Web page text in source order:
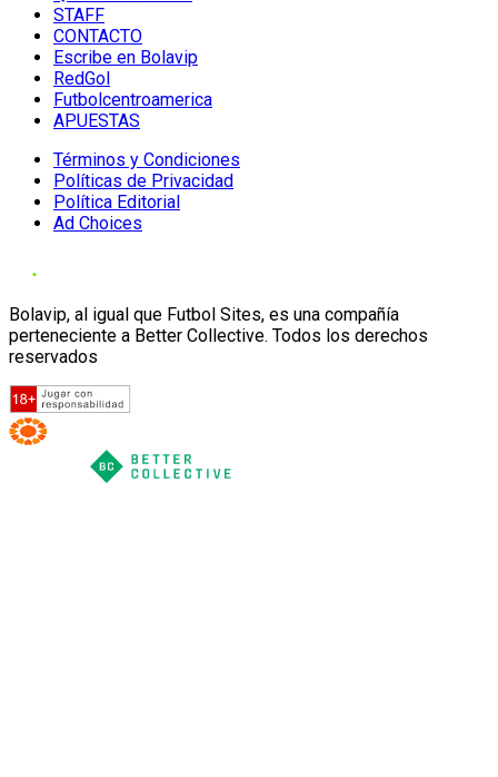
STAFF
CONTACTO
Escribe en Bolavip
RedGol
Futbolcentroamerica
APUESTAS
Términos y Condiciones
Políticas de Privacidad
Política Editorial
Ad Choices
Bolavip, al igual que Futbol Sites, es una compañía
perteneciente a Better Collective. Todos los derechos
reservados